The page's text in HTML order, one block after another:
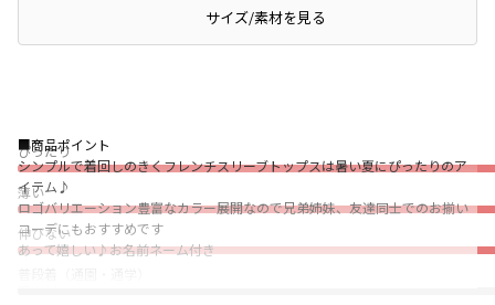
ぴったり
薄い
伸びない
サイズ/素材を見る
■商品ポイント
シンプルで着回しのきくフレンチスリーブトップスは暑い夏にぴったりのア
イテム♪
ロゴバリエーション豊富なカラー展開なので兄弟姉妹、友達同士でのお揃い
コーデにもおすすめです
あって嬉しい♪お名前ネーム付き